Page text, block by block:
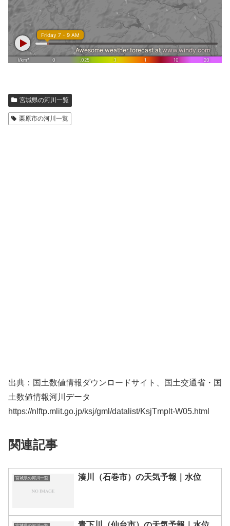
宮城県の河川一覧
栗原市の河川一覧
出典：国土数値情報ダウンロードサイト、国土交通省・国
土数値情報河川データ
https://nlftp.mlit.go.jp/ksj/gml/datalist/KsjTmplt-W05.html
関連記事
宮城県の河川一覧 湊川（石巻市）の天気予報｜水位